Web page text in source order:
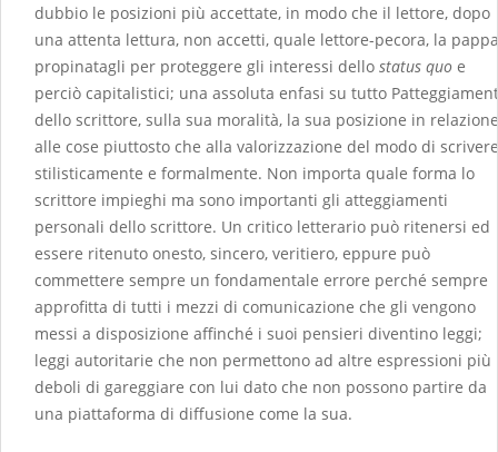
dubbio le posizioni più accettate, in modo che il lettore, dopo
una attenta lettura, non accetti, quale lettore-pecora, la pappa
propinatagli per proteggere gli interessi dello status quo e
perciò capitalistici; una assoluta enfasi su tutto
dello scrittore, sulla sua moralità, la sua posizione in relazione
alle cose piuttosto che alla valorizzazione del modo di scrivere
stilisticamente e formalmente. Non importa quale forma lo
scrittore impieghi ma sono importanti gli atteggiamenti
personali dello scrittore. Un critico letterario può ritenersi ed
essere ritenuto onesto, sincero, veritiero, eppure può
commettere sempre un fondamentale errore perché sempre
approfitta di tutti i mezzi di comunicazione che gli vengono
messi a disposizione affinché i suoi pensieri diventino leggi;
leggi autoritarie che non permettono ad altre espressioni più
deboli di gareggiare con lui dato che non possono partire da
una piattaforma di diffusione come la sua.